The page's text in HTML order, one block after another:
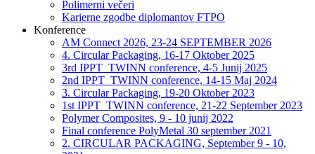
Polimerni večeri
Karierne zgodbe diplomantov FTPO
Konference
AM Connect 2026, 23-24 SEPTEMBER 2026
4. Circular Packaging, 16-17 Oktober 2025
3rd IPPT_TWINN conference, 4-5 Junij 2025
2nd IPPT_TWINN conference, 14-15 Maj 2024
3. Circular Packaging, 19-20 Oktober 2023
1st IPPT_TWINN conference, 21-22 September 2023
Polymer Composites, 9 - 10 junij 2022
Final conference PolyMetal 30 september 2021
2. CIRCULAR PACKAGING, September 9 - 10,